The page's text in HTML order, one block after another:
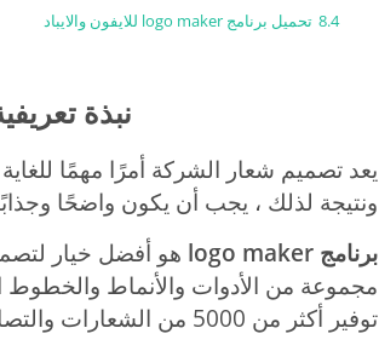
8.4 تحميل برنامج logo maker للايفون والايباد
نبذة
يعد تصميم شعار الشركة أمرًا مهمًا
ونتيجة لذلك ، يجب أن يكون واضحًا
برنامج logo maker
هو أفضل خيار
مجموعة من الأدوات والأنماط والخطوط
توفير أكثر من 5000 من الشعارات والتصاميم الجاهزة